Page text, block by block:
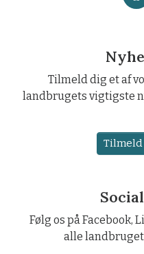
Tilmeld dig et af
landbrugets vigtigste
Tilmeld
Følg os på Facebook,
alle